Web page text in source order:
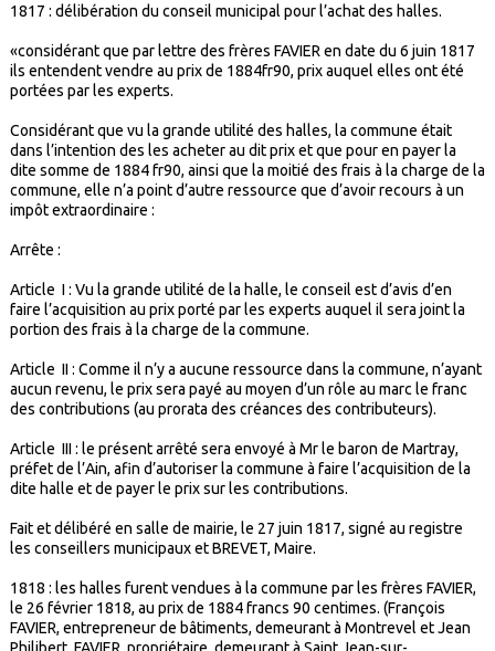
1817 : délibération du conseil municipal pour l’achat des halles.
«considérant que par lettre des frères FAVIER en date du 6 juin 1817
ils entendent vendre au prix de 1884fr90, prix auquel elles ont été
portées par les experts.
Considérant que vu la grande utilité des halles, la commune était
dans l’intention des les acheter au dit prix et que pour en payer la
dite somme de 1884 fr90, ainsi que la moitié des frais à la charge de la
commune, elle n’a point d’autre ressource que d’avoir recours à un
impôt extraordinaire :
Arrête :
Article I : Vu la grande utilité de la halle, le conseil est d’avis d’en
faire l’acquisition au prix porté par les experts auquel il sera joint la
portion des frais à la charge de la commune.
Article II : Comme il n’y a aucune ressource dans la commune, n’ayant
aucun revenu, le prix sera payé au moyen d’un rôle au marc le franc
des contributions (au prorata des créances des contributeurs).
Article III : le présent arrêté sera envoyé à Mr le baron de Martray,
préfet de l’Ain, afin d’autoriser la commune à faire l’acquisition de la
dite halle et de payer le prix sur les contributions.
Fait et délibéré en salle de mairie, le 27 juin 1817, signé au registre
les conseillers municipaux et BREVET, Maire.
1818 : les halles furent vendues à la commune par les frères FAVIER,
le 26 février 1818, au prix de 1884 francs 90 centimes. (François
FAVIER, entrepreneur de bâtiments, demeurant à Montrevel et Jean
Philibert FAVIER, propriétaire, demeurant à Saint Jean-sur-